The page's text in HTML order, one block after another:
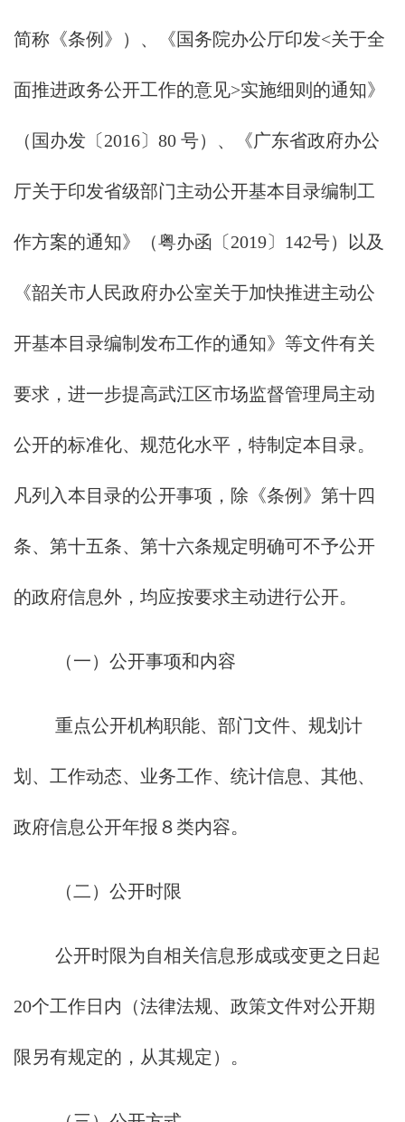
简称《条例》）、《国务院办公厅印发<关于全
面推进政务公开工作的意见>实施细则的通知》
（国办发〔2016〕80 号）、《广东省政府办公
厅关于印发省级部门主动公开基本目录编制工
作方案的通知》（粤办函〔2019〕142号）以及
《韶关市人民政府办公室关于加快推进主动公
开基本目录编制发布工作的通知》等文件有关
要求，进一步提高武江区市场监督管理局主动
公开的标准化、规范化水平，特制定本目录。
凡列入本目录的公开事项，除《条例》第十四
条、第十五条、第十六条规定明确可不予公开
的政府信息外，均应按要求主动进行公开。
（一）公开事项和内容
重点公开机构职能、部门文件、规划计
划、工作动态、业务工作、统计信息、其他、
政府信息公开年报８类内容。
（二）公开时限
公开时限为自相关信息形成或变更之日起
20个工作日内（法律法规、政策文件对公开期
限另有规定的，从其规定）。